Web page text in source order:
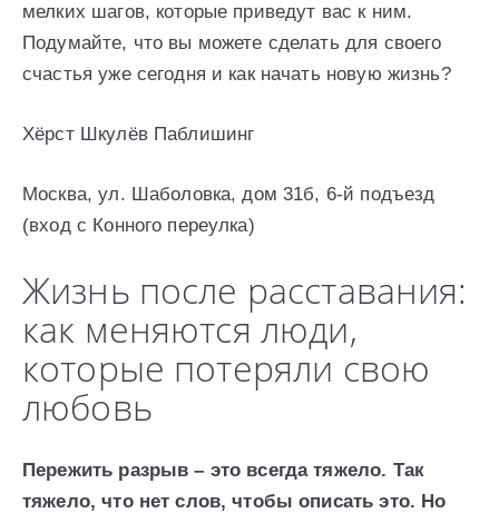
мелких шагов, которые приведут вас к ним.
Подумайте, что вы можете сделать для своего
счастья уже сегодня и как начать новую жизнь?
Хёрст Шкулёв Паблишинг
Москва, ул. Шаболовка, дом 31б, 6-й подъезд
(вход с Конного переулка)
Жизнь после расставания:
как меняются люди,
которые потеряли свою
любовь
Пережить разрыв – это всегда тяжело. Так
тяжело, что нет слов, чтобы описать это. Но